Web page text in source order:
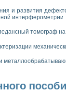
и развития
интерферометрии
томограф